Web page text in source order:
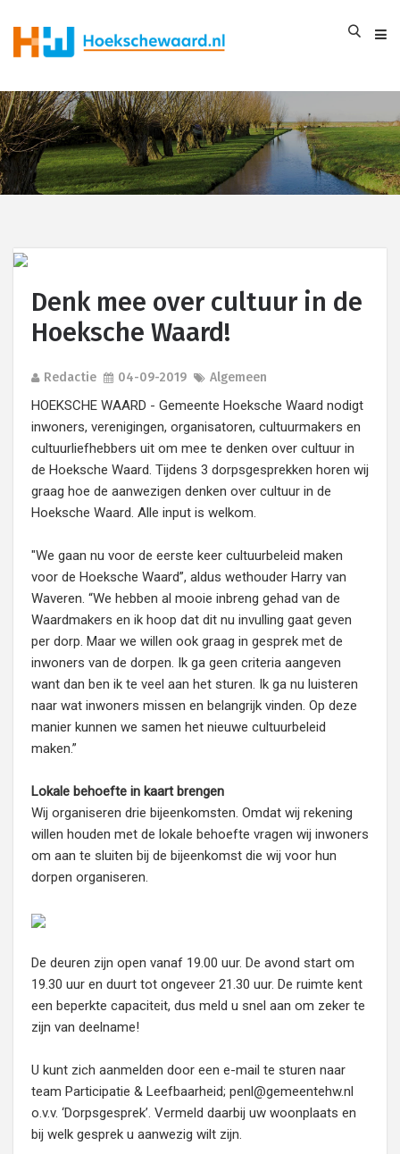
Denk mee over cultuur in de
Hoeksche Waard!
Redactie 04-09-2019 Algemeen
HOEKSCHE WAARD - Gemeente Hoeksche Waard nodigt
inwoners, verenigingen, organisatoren, cultuurmakers en
cultuurliefhebbers uit om mee te denken over cultuur in
de Hoeksche Waard. Tijdens 3 dorpsgesprekken horen wij
graag hoe de aanwezigen denken over cultuur in de
Hoeksche Waard. Alle input is welkom.
"We gaan nu voor de eerste keer cultuurbeleid maken
voor de Hoeksche Waard”, aldus wethouder Harry van
Waveren. “We hebben al mooie inbreng gehad van de
Waardmakers en ik hoop dat dit nu invulling gaat geven
per dorp. Maar we willen ook graag in gesprek met de
inwoners van de dorpen. Ik ga geen criteria aangeven
want dan ben ik te veel aan het sturen. Ik ga nu luisteren
naar wat inwoners missen en belangrijk vinden. Op deze
manier kunnen we samen het nieuwe cultuurbeleid
maken.”
Lokale behoefte in kaart brengen
Wij organiseren drie bijeenkomsten. Omdat wij rekening
willen houden met de lokale behoefte vragen wij inwoners
om aan te sluiten bij de bijeenkomst die wij voor hun
dorpen organiseren.
De deuren zijn open vanaf 19.00 uur. De avond start om
19.30 uur en duurt tot ongeveer 21.30 uur. De ruimte kent
een beperkte capaciteit, dus meld u snel aan om zeker te
zijn van deelname!
U kunt zich aanmelden door een e-mail te sturen naar
team Participatie & Leefbaarheid; penl@gemeentehw.nl
o.v.v. ‘Dorpsgesprek’. Vermeld daarbij uw woonplaats en
bij welk gesprek u aanwezig wilt zijn.